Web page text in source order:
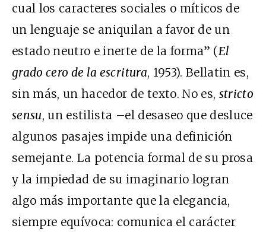
cual los caracteres sociales o míticos de
un lenguaje se aniquilan a favor de un
estado neutro e inerte de la forma” (El
grado cero de la escritura, 1953). Bellatin es,
sin más, un hacedor de texto. No es, stricto
sensu, un estilista –el desaseo que desluce
algunos pasajes impide una definición
semejante. La potencia formal de su prosa
y la impiedad de su imaginario logran
algo más importante que la elegancia,
siempre equívoca: comunica el carácter